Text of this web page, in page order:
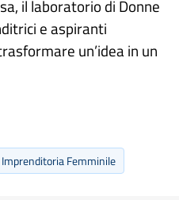
il laboratorio di Donne
e aspiranti
un’idea in un
Femminile